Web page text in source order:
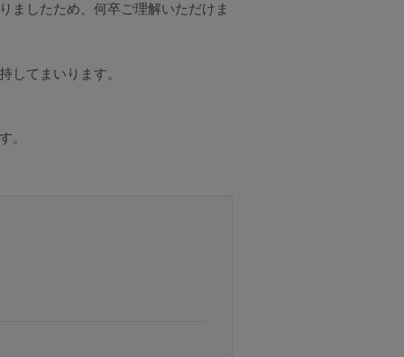
ましたため、何卒ご理解いただけま
してまいります。
。